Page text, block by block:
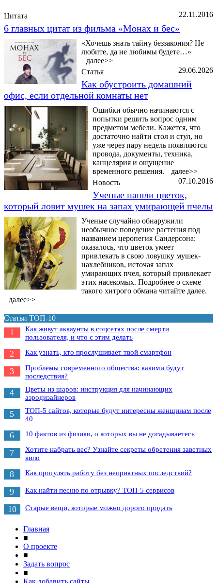
22.11.2016
Цитата
6 главных цитат из фильма «Монах и бес»
«Хочешь знать тайну беззакония? Не
любите, да не любимы будете…»
далее>>
29.06.2026
Статья
Как обустроить домашний
офис, если отдельной комнаты нет
Ошибки обычно начинаются с
попытки решить вопрос одним
предметом мебели. Кажется, что
достаточно найти стол и стул, но
уже через пару недель появляются
провода, документы, техника,
канцелярия и ощущение
временного решения.
далее>>
07.10.2016
Новость
Ученые нашли цветок,
который ловит мушек на запах умирающей пчелы
Ученые случайно обнаружили
необычное поведение растения под
названием церопегия Сандерсона:
оказалось, что цветок умеет
привлекать в свою ловушку мушек-
нахлебников, источая запах
умирающих пчел, который привлекает
этих насекомых. Подробнее о схеме
такого хитрого обмана читайте далее.
далее>>
Статьи ТОП-10
1
Как живут аккаунты в соцсетях после смерти
пользователя, и что с этим делать
2 Как узнать, кто прослушивает твой смартфон
3
Проблемы современного общества: какими будут
последствия?
4
Цветы из шаров: инструкция для начинающих
аэродизайнеров
5
ТОП-5 сайтов, которые будут интересны женщинам после
40
6 10 фактов из физики, о которых вы не догадываетесь
7
Хотите набрать вес? Узнайте секреты обретения заветных
кило
8 Как прогулять работу без неприятных последствий?
9 Как найти песню по отрывку? ТОП-5 сервисов
10 Старые вещи, которые можно дорого продать
Главная
■
О проекте
■
Задать вопрос
■